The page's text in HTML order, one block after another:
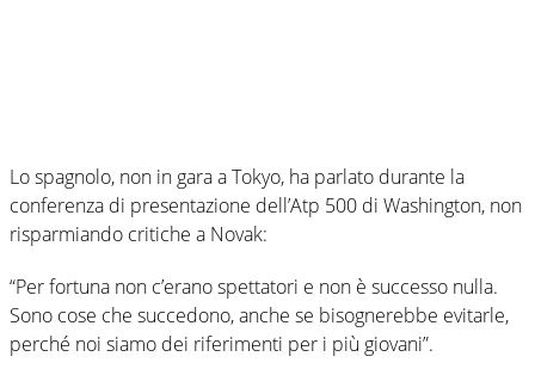
Lo spagnolo, non in gara a Tokyo, ha parlato durante la
conferenza di presentazione dell’Atp 500 di Washington, non
risparmiando critiche a Novak:
“Per fortuna non c’erano spettatori e non è successo nulla.
Sono cose che succedono, anche se bisognerebbe evitarle,
perché noi siamo dei riferimenti per i più giovani”.